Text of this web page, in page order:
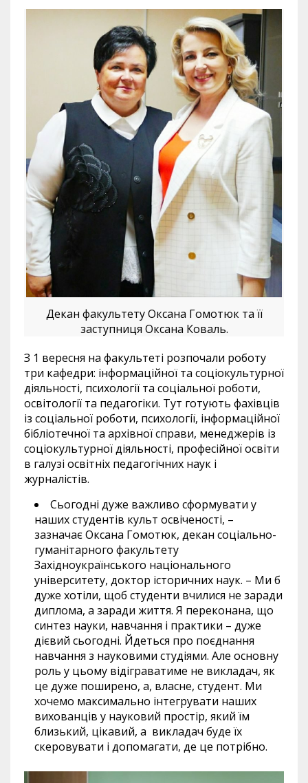
Декан факультету Оксана Гомотюк та її
заступниця Оксана Коваль.
З 1 вересня на факультеті розпочали роботу
три кафедри: інформаційної та соціокультурної
діяльності, психології та соціальної роботи,
освітології та педагогіки. Тут готують фахівців
із соціальної роботи, психології, інформаційної
бібліотечної та архівної справи, менеджерів із
соціокультурної діяльності, професійної освіти
в галузі освітніх педагогічних наук і
журналістів.
Сьогодні дуже важливо сформувати у
наших студентів культ освіченості, –
зазначає Оксана Гомотюк, декан соціально-
гуманітарного факультету
Західноукраїнського національного
університету, доктор історичних наук. – Ми б
дуже хотіли, щоб студенти вчилися не заради
диплома, а заради життя. Я переконана, що
синтез науки, навчання і практики – дуже
дієвий сьогодні. Йдеться про поєднання
навчання з науковими студіями. Але основну
роль у цьому відіграватиме не викладач, як
це дуже поширено, а, власне, студент. Ми
хочемо максимально інтегрувати наших
вихованців у науковий простір, який їм
близький, цікавий, а викладач буде їх
скеровувати і допомагати, де це потрібно.